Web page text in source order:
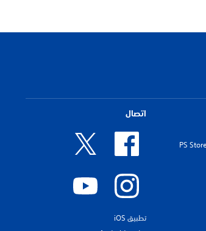
اتصال
تطبيق iOS